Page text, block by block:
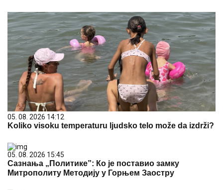
05. 08. 2026 14:12
Koliko visoku temperaturu ljudsko telo može da izdrži?
05. 08. 2026 15:45
Сазнања „Политике”: Ко је поставио замку
Митрополиту Методију у Горњем Заостру